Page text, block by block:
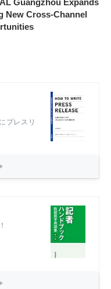
Guangzhou Expands
New Cross-Channel
プレスリ